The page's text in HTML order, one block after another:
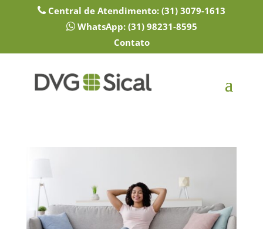
Central de Atendimento: (31) 3079-1613
WhatsApp: (31) 98231-8595
Contato